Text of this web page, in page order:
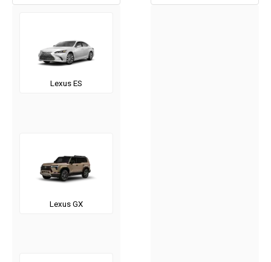
Lexus ES
Lexus GX